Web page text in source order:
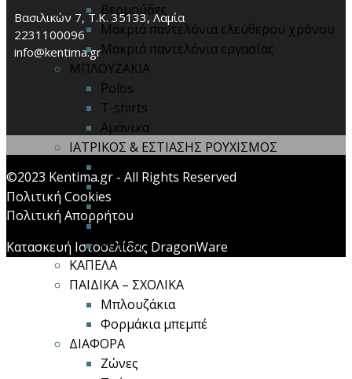
Βερμούδες
Μακριά παντελόνια ελεύθερου χρόνου
Μακριά παντελόνια εργασίας
ΜΠΛΟΥΖΑΚΙΑ
Polos
T-shirts
Αμάνικα
ΙΑΤΡΙΚΟΣ & ΕΣΤΙΑΣΗΣ ΡΟΥΧΙΣΜΟΣ
Μπλούζες
Παντελόνια
Ποδιές
Ρόμπες
ΚΑΠΕΛΑ
ΠΑΙΔΙΚΑ – ΣΧΟΛΙΚΑ
Μπλουζάκια
Φορμάκια μπεμπέ
ΔΙΑΦΟΡΑ
Ζώνες
Βασιλικών 7, Τ.Κ. 35133, Λαμία
2231100096
info@kentima.gr
©2023 Kentima.gr - All Rights Reserved
Πολιτική Cookies
Πολιτική Απορρήτου
Κατασκευή Ιστοσελίδας DragonWare